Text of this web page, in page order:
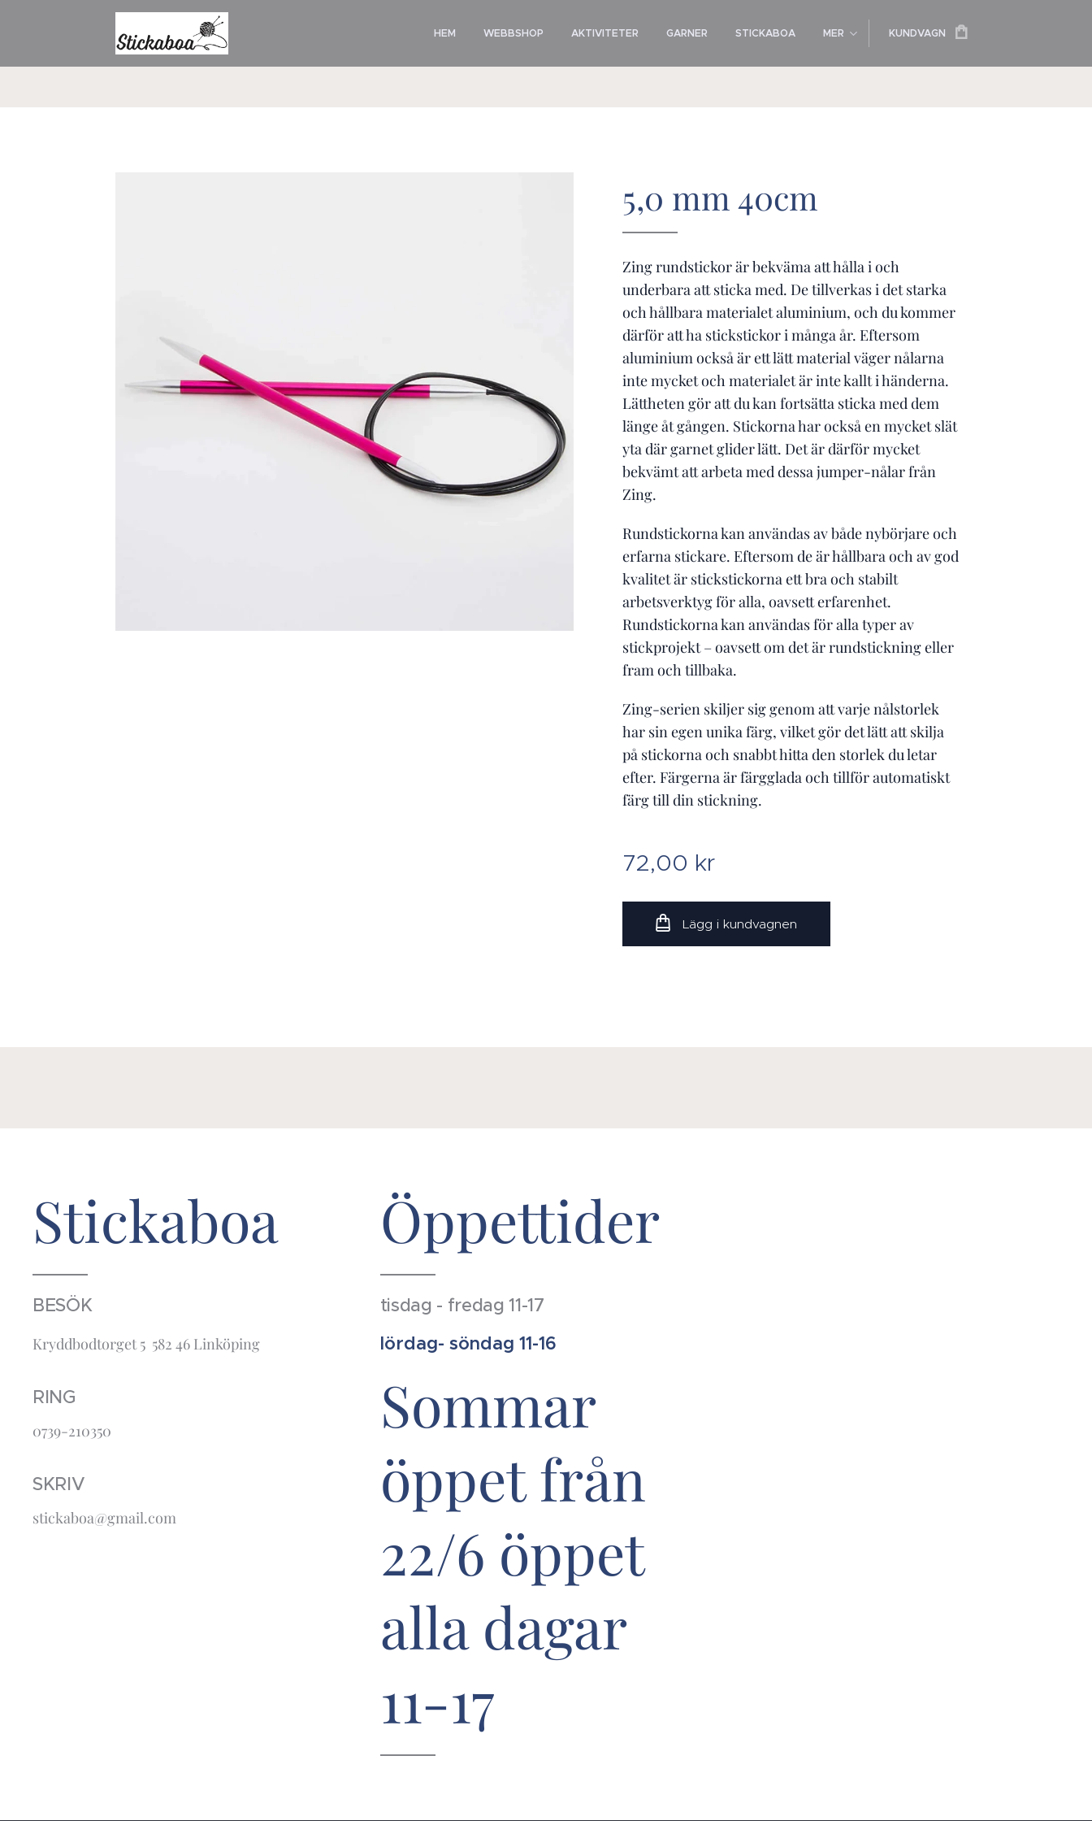
HEM WEBBSHOP AKTIVITETER GARNER STICKABOA MER KUNDVAGN
5,0 mm 40cm
Zing rundstickor är bekväma att hålla i och
underbara att sticka med. De tillverkas i det starka
och hållbara materialet aluminium, och du kommer
därför att ha stickstickor i många år. Eftersom
aluminium också är ett lätt material väger nålarna
inte mycket och materialet är inte kallt i händerna.
Lättheten gör att du kan fortsätta sticka med dem
länge åt gången. Stickorna har också en mycket slät
yta där garnet glider lätt. Det är därför mycket
bekvämt att arbeta med dessa jumper-nålar från
Zing.
Rundstickorna kan användas av både nybörjare och
erfarna stickare. Eftersom de är hållbara och av god
kvalitet är stickstickorna ett bra och stabilt
arbetsverktyg för alla, oavsett erfarenhet.
Rundstickorna kan användas för alla typer av
stickprojekt – oavsett om det är rundstickning eller
fram och tillbaka.
Zing-serien skiljer sig genom att varje nålstorlek
har sin egen unika färg, vilket gör det lätt att skilja
på stickorna och snabbt hitta den storlek du letar
efter. Färgerna är färgglada och tillför automatiskt
färg till din stickning.
72,00 kr
Lägg i kundvagnen
Stickaboa
BESÖK
Kryddbodtorget 5 582 46 Linköping
RING
0739-210350
SKRIV
stickaboa@gmail.com
Öppettider
tisdag - fredag 11-17
lördag- söndag 11-16
Sommar
öppet från
22/6 öppet
alla dagar
11-17